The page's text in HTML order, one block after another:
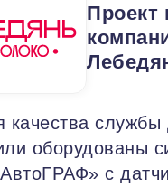
Проект
качества службы
оборудованы
с